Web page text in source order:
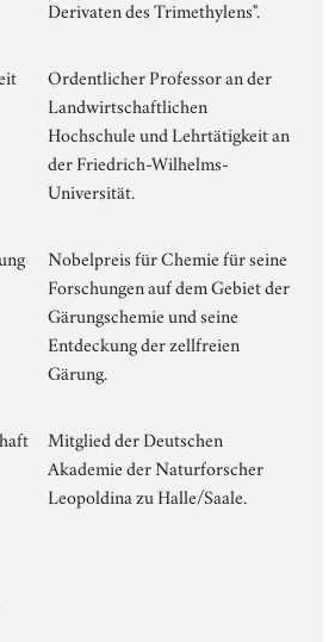
Derivaten des Trimethylens".
Ordentlicher Professor an der
Landwirtschaftlichen
Hochschule und Lehrtätigkeit an
der Friedrich-Wilhelms-
Universität.
Nobelpreis für Chemie für seine
Forschungen auf dem Gebiet der
Gärungschemie und seine
Entdeckung der zellfreien
Gärung.
Mitglied der Deutschen
Akademie der Naturforscher
Leopoldina zu Halle/Saale.